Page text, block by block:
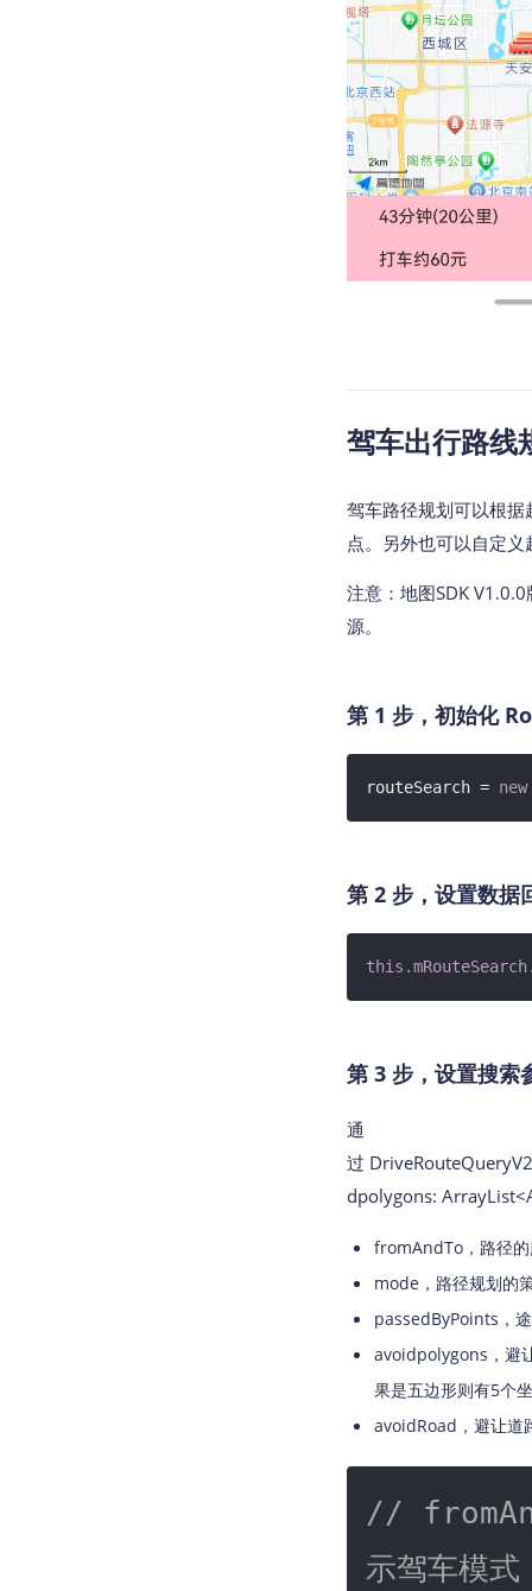
驾车出行路线
驾车路径规划可以根
点。另外也可以自定
注意：地图SDK
源。
第 1 步，初始化
routeSearch = new
第 2 步，设置数据
this .mRouteSearch
第 3 步，设置搜索
通
过
dpolygons:
fromAndTo，路径
mode，路径规划的
passedByPoints，
avoidpolygons，避
果是五边形则有5个
avoidRoad，避让道
//
示驾车模式